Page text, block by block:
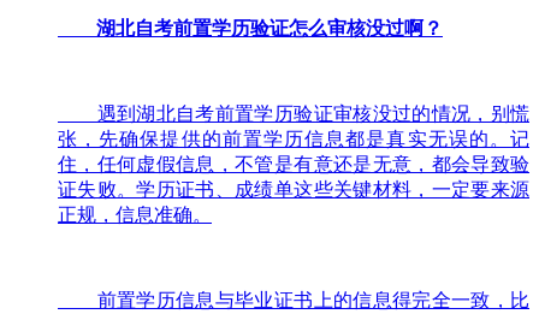
湖北自考前置学历验证怎么审核没过啊？
遇到湖北自考前置学历验证审核没过的情况，别慌
张，先确保提供的前置学历信息都是真实无误的。记
住，任何虚假信息，不管是有意还是无意，都会导致验
证失败。学历证书、成绩单这些关键材料，一定要来源
正规，信息准确。
前置学历信息与毕业证书上的信息得完全一致，比